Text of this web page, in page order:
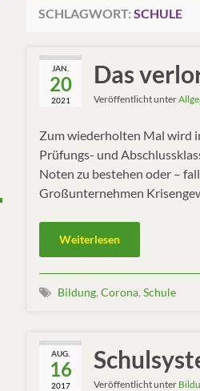
SCHLAGWORT: SCHULE
JAN.
20
2021
Das
Veröffentlicht unter
Zum wiederholten Mal wird
Prüfungs- und
Noten zu bestehen oder –
Großunternehmen
Weiterlesen
Bildung, Corona, Schule
AUG.
16
2017 Veröffentlicht unter